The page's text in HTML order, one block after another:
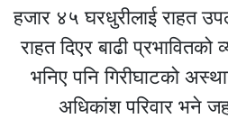
हजार ४५ घरधुरीलाई राहत
राहत दिएर बाढी
भनिए पनि गिरीघाटको
अधिकांश परिवार भने